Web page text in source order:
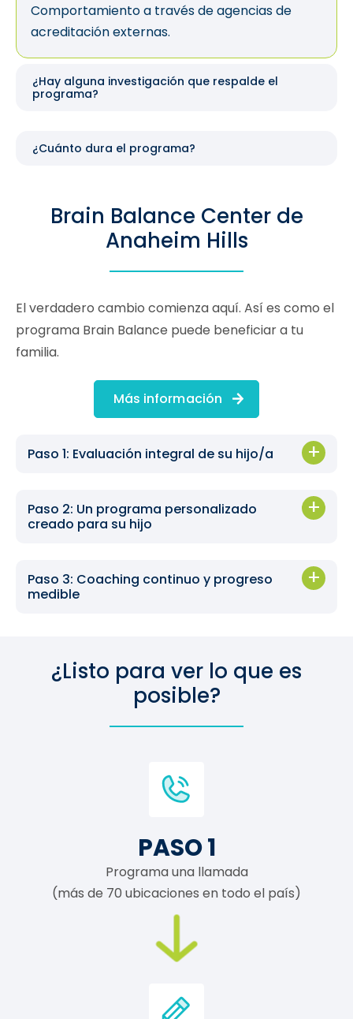
Comportamiento a través de agencias de
acreditación externas.
¿Hay alguna investigación que respalde el
programa?
¿Cuánto dura el programa?
Brain Balance Center de
Anaheim Hills
El verdadero cambio comienza aquí. Así es como el
programa Brain Balance puede beneficiar a tu
familia.
Más información
Paso 1: Evaluación integral de su hijo/a
Paso 2: Un programa personalizado
creado para su hijo
Paso 3: Coaching continuo y progreso
medible
¿Listo para ver lo que es
posible?
PASO 1
Programa una llamada
(más de 70 ubicaciones en todo el país)